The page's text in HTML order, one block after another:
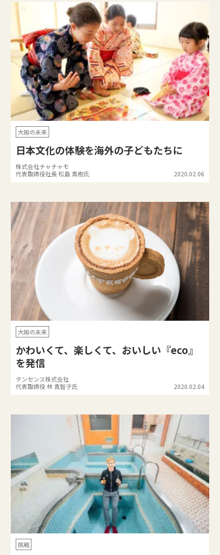
大阪の未来
日本文化の体験を海外の子どもたちに
株式会社チャチャモ
代表取締役社長 松島 真樹氏
2020.02.06
大阪の未来
かわいくて、楽しくて、おいしい『eco』
を発信
テンセンス株式会社
代表取締役 林 真智子氏
2020.02.04
挑戦